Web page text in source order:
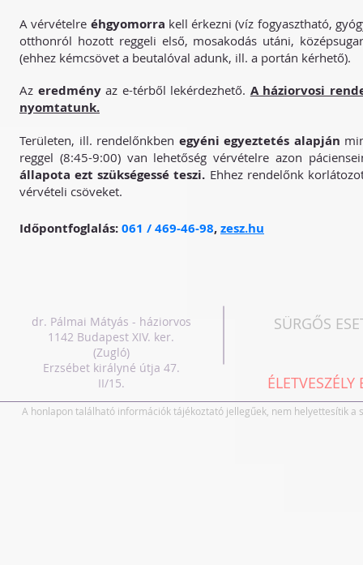
A vérvételre éhgyomorra kell érkezni (víz fogyasztható,
otthonról hozott reggeli első, mosakodás utáni,
(ehhez kémcsövet a beutalóval adunk, ill. a portán kérhető).
Az eredményaz e-térből lekérdezhető. A háziorvosi
nyomtatunk.
Területen, ill. rendelőnkben egyéni egyeztetés alapján
reggel (8:45-9:00) van lehetőség vérvételre azon
állapota ezt szükségessé teszi. Ehhez rendelőnk
vérvételi csöveket.
Időpontfoglalás:061 / 469-46-98,zesz.hu
dr. Pálmai Mátyás - háziorvos
1142 Budapest XIV. ker.
(Zugló)
Erzsébet királyné útja 47.
II/15.
SÜRGŐS
ÉLETVESZÉLY
A honlapon található információk tájékoztató jellegűek, nem helyettesítik